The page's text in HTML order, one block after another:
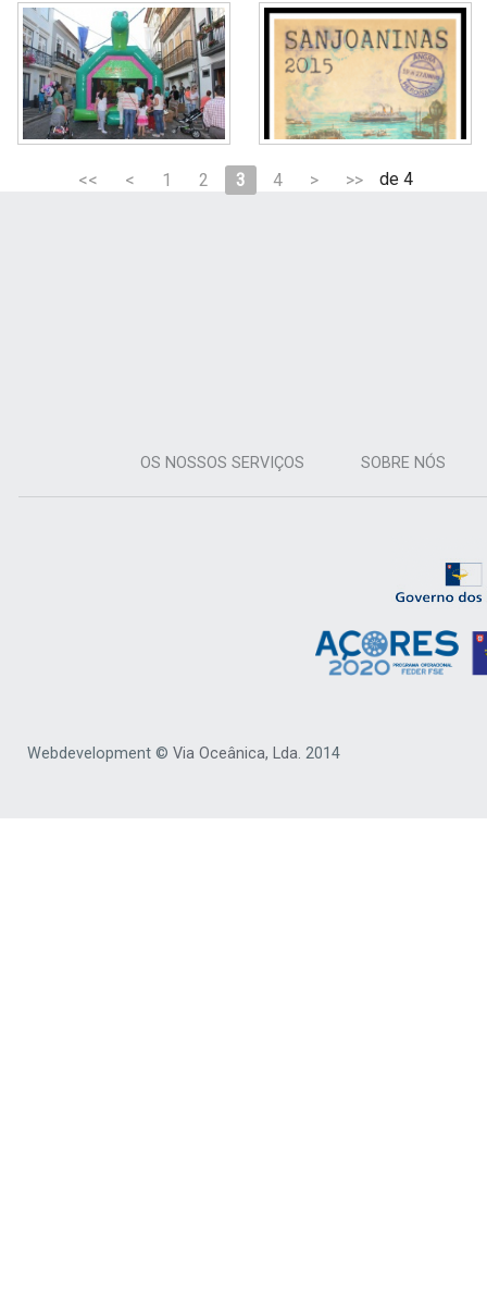
<< < 1 2 3 4 > >> de 4
OS NOSSOS SERVIÇOS SOBRE NÓS
Webdevelopment © Via Oceânica, Lda. 2014